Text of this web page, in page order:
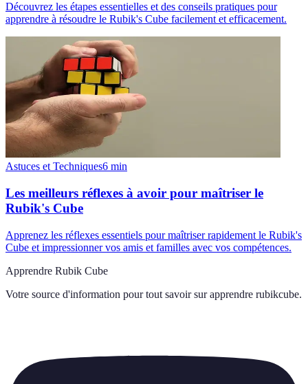
Découvrez les étapes essentielles et des conseils pratiques pour
apprendre à résoudre le Rubik's Cube facilement et efficacement.
Astuces et Techniques6 min
Les meilleurs réflexes à avoir pour maîtriser le
Rubik's Cube
Apprenez les réflexes essentiels pour maîtriser rapidement le Rubik's
Cube et impressionner vos amis et familles avec vos compétences.
Apprendre Rubik Cube
Votre source d'information pour tout savoir sur apprendre rubikcube.